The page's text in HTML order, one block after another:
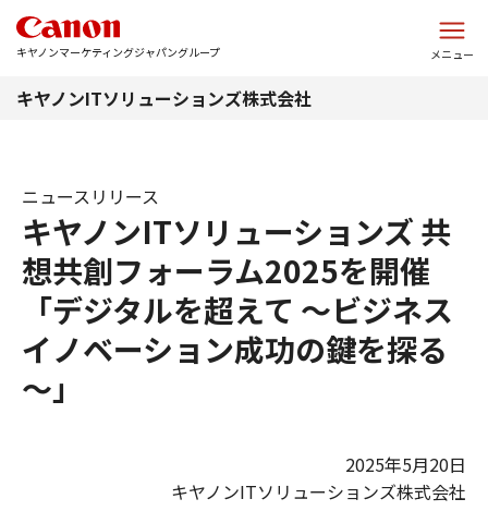
キヤノンマーケティングジャパングループ メニュー
キヤノンITソリューションズ株式会社
キヤノンITソリューションズ 共
想共創フォーラム2025を開催
「デジタルを超えて ～ビジネス
イノベーション成功の鍵を探る
～」
ニュースリリース
2025年5月20日
キヤノンITソリューションズ株式会社